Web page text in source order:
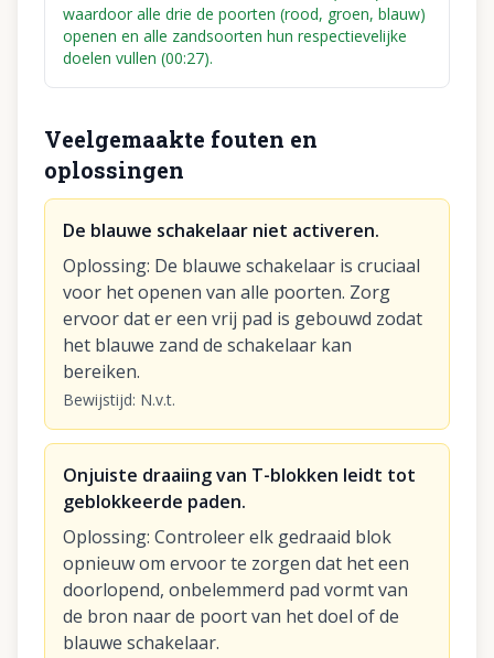
waardoor alle drie de poorten (rood, groen, blauw)
openen en alle zandsoorten hun respectievelijke
doelen vullen (00:27).
Veelgemaakte fouten en
oplossingen
De blauwe schakelaar niet activeren.
Oplossing: De blauwe schakelaar is cruciaal
voor het openen van alle poorten. Zorg
ervoor dat er een vrij pad is gebouwd zodat
het blauwe zand de schakelaar kan
bereiken.
Bewijstijd: N.v.t.
Onjuiste draaiing van T-blokken leidt tot
geblokkeerde paden.
Oplossing: Controleer elk gedraaid blok
opnieuw om ervoor te zorgen dat het een
doorlopend, onbelemmerd pad vormt van
de bron naar de poort van het doel of de
blauwe schakelaar.